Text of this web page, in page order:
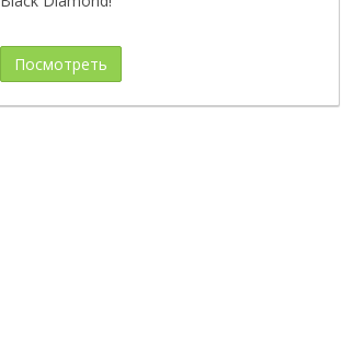
Посмотреть